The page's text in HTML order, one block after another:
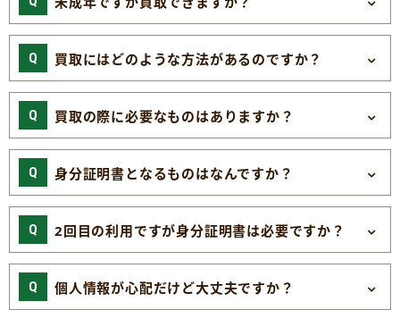
買取にはどのような方法があるのですか？
買取の際に必要なものはありますか？
身分証明書となるものはなんですか？
2回目の利用ですが身分証明書は必要ですか？
個人情報が心配だけど大丈夫ですか？